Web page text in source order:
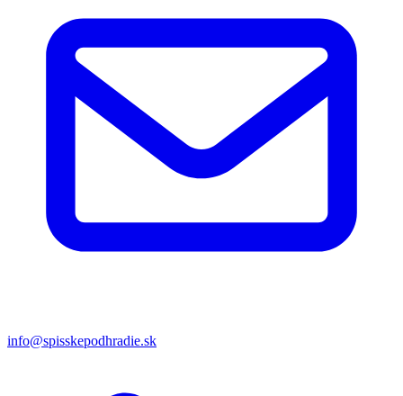
info@spisskepodhradie.sk